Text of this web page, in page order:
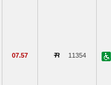
07.57 11354